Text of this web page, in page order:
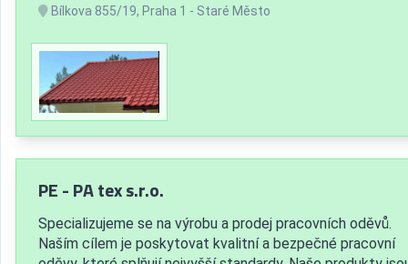
Bílkova 855/19, Praha 1 - Staré Město
PE - PA tex s.r.o.
Specializujeme se na výrobu a prodej pracovních oděvů.
Naším cílem je poskytovat kvalitní a bezpečné pracovní